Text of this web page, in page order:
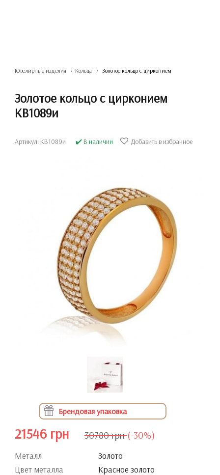
Ювелирные изделия Кольца Золотое кольцо с цирконием
Золотое кольцо с цирконием
КВ1089и
Артикул: КВ1089и ✔️ В наличии Добавить в избранное
Брендовая упаковка
21546 грн 30780 грн (-30%)
Металл
Золото
Цвет металла
Красное золото